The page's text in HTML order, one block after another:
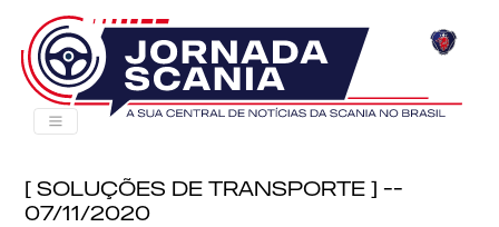
[ Soluções de Transporte ] --
07/11/2020